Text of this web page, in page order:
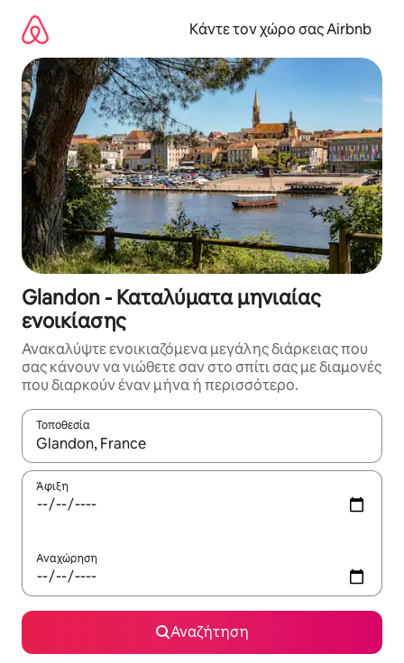
περιεχόμενο
Κάντε τον χώρο σας Airbnb
Glandon - Καταλύματα μηνιαίας
ενοικίασης
Ανακαλύψτε ενοικιαζόμενα μεγάλης διάρκειας που
σας κάνουν να νιώθετε σαν στο σπίτι σας με διαμονές
που διαρκούν έναν μήνα ή περισσότερο.
Τοποθεσία
Όταν τα αποτελέσματα είναι διαθέσιμα, μπορείτε να
Άφιξη
Αναχώρηση
Αναζήτηση